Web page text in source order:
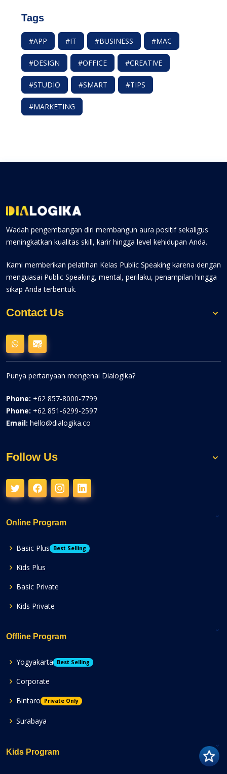
Tags
#APP #IT #BUSINESS #MAC
#DESIGN #OFFICE #CREATIVE
#STUDIO #SMART #TIPS
#MARKETING
Wadah pengembangan diri membangun aura positif sekaligus
meningkatkan kualitas skill, karir hingga level kehidupan Anda.
Kami memberikan pelatihan Kelas Public Speaking karena dengan
menguasai Public Speaking, mental, perilaku, penampilan hingga
sikap Anda terbentuk.
Contact Us
Punya pertanyaan mengenai Dialogika?
Phone: +62 857-8000-7799
Phone: +62 851-6299-2597
Email: hello@dialogika.co
Follow Us
Online Program
Basic Plus Best Selling
Kids Plus
Basic Private
Kids Private
Offline Program
Yogyakarta Best Selling
Corporate
Bintaro
Private Only
Surabaya
Kids Program